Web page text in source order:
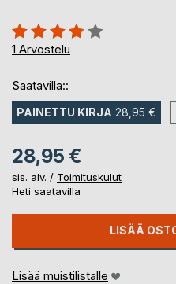
Arvostelu::
80%
1 Arvostelu
Saatavilla::
PAINETTU KIRJA 28,95 €
28,95 €
sis. alv. / Toimituskulut
Heti saatavilla
LISÄÄ
Lisää muistilistalle